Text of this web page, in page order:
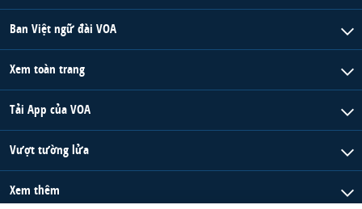
Ban Việt ngữ đài VOA
Xem toàn trang
Tải App của VOA
Vượt tường lửa
Xem thêm